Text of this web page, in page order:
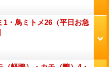
1・鳥ミトメ26（平日お急